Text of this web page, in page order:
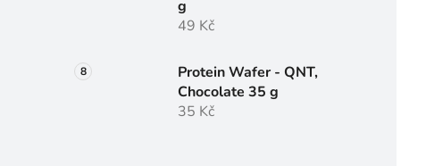
g
49 Kč
Protein Wafer - QNT,
Chocolate 35 g
35 Kč